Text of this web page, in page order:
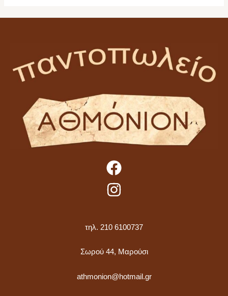
τηλ. 210 6100737
Σωρού 44, Μαρούσι
athmonion@hotmail.gr